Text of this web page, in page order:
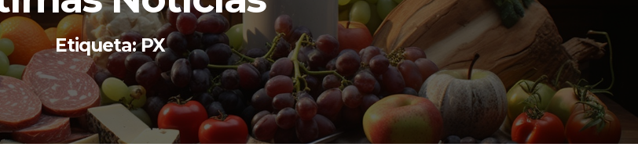
Etiqueta: PX